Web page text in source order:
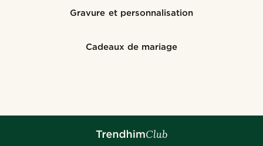
Gravure et personnalisation
Cadeaux de mariage